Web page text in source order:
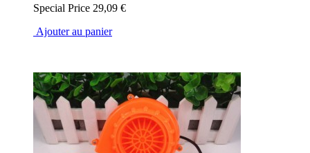
Special Price 29,09 €
Ajouter au panier